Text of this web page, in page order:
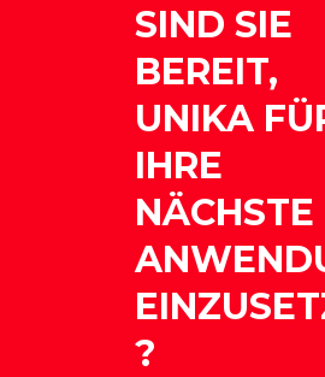
SIND SIE
BEREIT,
UNIKA
IHRE
NÄCHSTE
?